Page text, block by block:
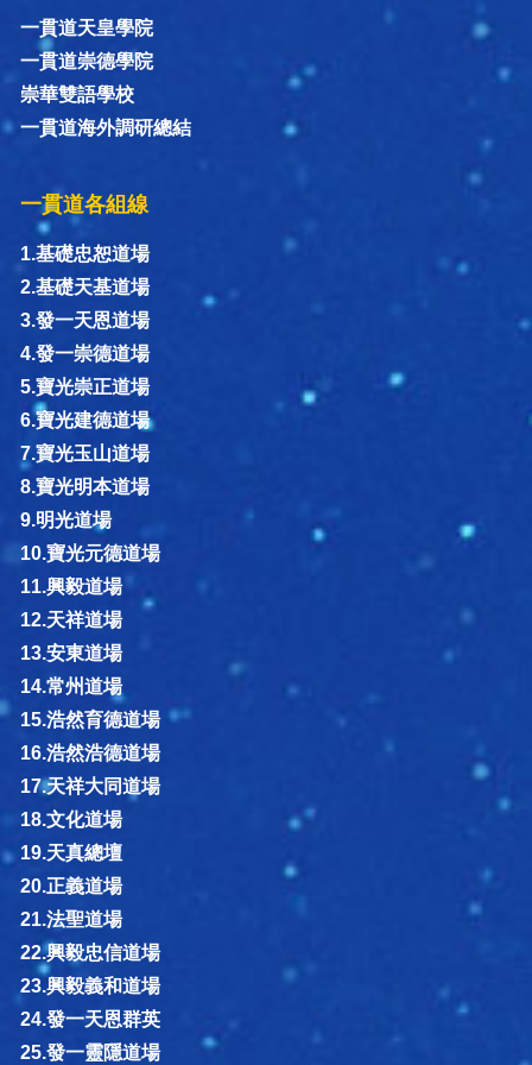
一貫道天皇學院
一貫道崇德學院
崇華雙語學校
一貫道海外調研總結
一貫道各組線
1.基礎忠恕道場
2.基礎天基道場
3.發一天恩道場
4.發一崇德道場
5.寶光崇正道場
6.寶光建德道場
7.寶光玉山道場
8.寶光明本道場
9.明光道場
10.寶光元德道場
11.興毅道場
12.天祥道場
13.安東道場
14.常州道場
15.浩然育德道場
16.浩然浩德道場
17.天祥大同道場
18.文化道場
19.天真總壇
20.正義道場
21.法聖道場
22.興毅忠信道場
23.興毅義和道場
24.發一天恩群英
25.發一靈隱道場